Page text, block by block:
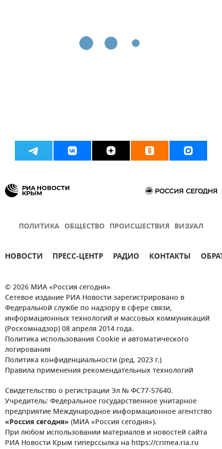
ПОЛИТИКА ОБЩЕСТВО ПРОИСШЕСТВИЯ ВИЗУАЛ
НОВОСТИ ПРЕСС-ЦЕНТР РАДИО КОНТАКТЫ
© 2026 МИА «Россия сегодня»
Сетевое издание РИА Новости зарегистрировано в
Федеральной службе по надзору в сфере связи,
информационных технологий и массовых коммуникаций
(Роскомнадзор) 08 апреля 2014 года.
Политика использования Cookie и автоматического
логирования
Политика конфиденциальности (ред. 2023 г.)
Правила применения рекомендательных технологий
Свидетельство о регистрации Эл № ФС77-57640.
Учредитель: Федеральное государственное унитарное
предприятие Международное информационное агентство
«Россия сегодня» (МИА «Россия сегодня»).
При любом использовании материалов и новостей сайта
РИА Новости Крым гиперссылка на https://crimea.ria.ru